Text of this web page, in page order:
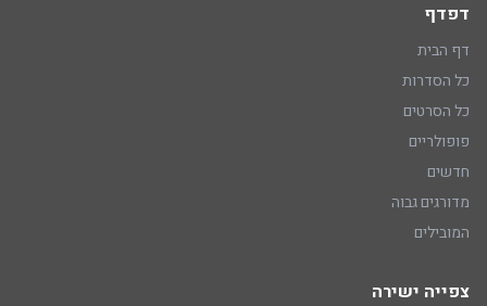
דפדף
דף הבית
כל הסדרות
כל הסרטים
פופולריים
חדשים
מדורגים גבוה
המובילים
צפייה ישירה